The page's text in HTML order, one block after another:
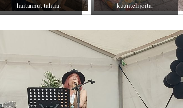
haitannut tahtia.
kuuntelijoita.